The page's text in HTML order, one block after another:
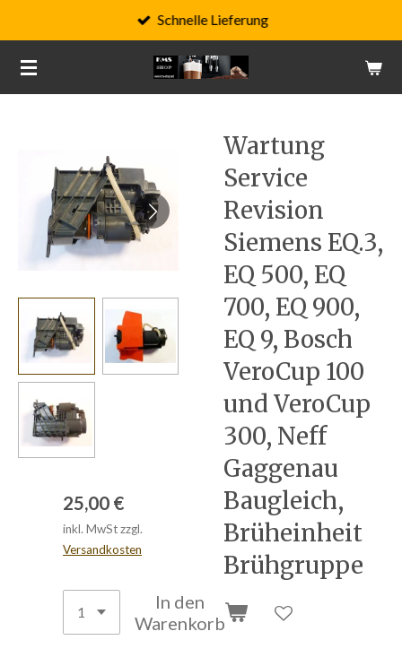
Hauptinhalt
springen
Schnelle Lieferung
Wartung
Service
Revision
Siemens EQ.3,
EQ 500, EQ
700, EQ 900,
EQ 9, Bosch
VeroCup 100
und VeroCup
300, Neff
Gaggenau
Baugleich,
Brüheinheit
Brühgruppe
25,00 €
inkl. MwSt zzgl.
Versandkosten
In den
Warenkorb